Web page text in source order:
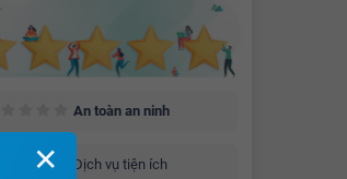
An toàn an ninh
Dịch vụ tiện ích
✕